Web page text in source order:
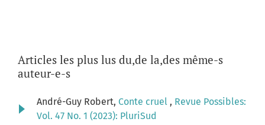
Articles les plus lus du,de la,des même-s
auteur-e-s
André-Guy Robert, Conte cruel , Revue Possibles:
Vol. 47 No. 1 (2023): PluriSud